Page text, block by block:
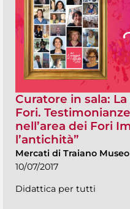
Curatore in sala:
Fori.
nell’area dei Fori
l’antichità”
Mercati di Traiano
10/07/2017
Didattica per tutti